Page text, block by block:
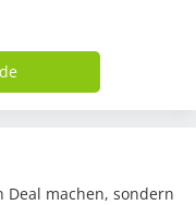
machen, sondern